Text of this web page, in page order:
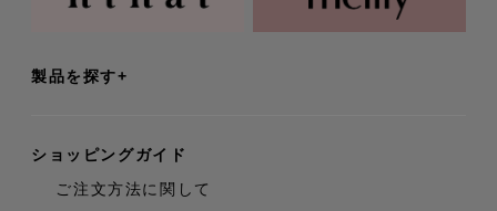
製品を探す
ショッピングガイド
ご注文方法に関して